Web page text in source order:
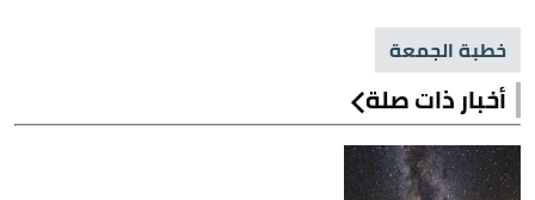
خطبة الجمعة
أخبار ذات صلة